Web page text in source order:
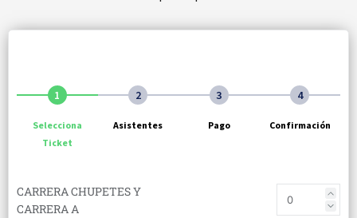
1
Selecciona
Ticket
2
Asistentes
3
Pago
4
Confirmación
CARRERA CHUPETES Y
CARRERA A